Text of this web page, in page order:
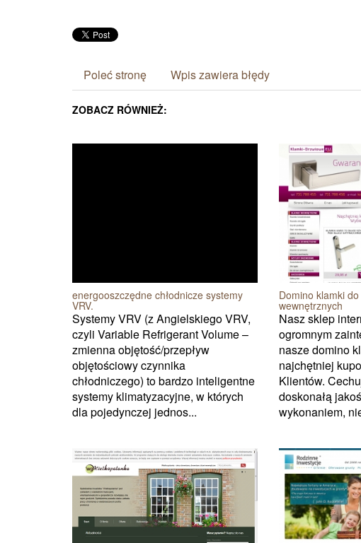
Poleć stronę Wpis zawiera błędy
ZOBACZ RÓWNIEŻ:
energooszczędne chłodnicze systemy
VRV.
Systemy VRV (z Angielskiego VRV,
czyli Variable Refrigerant Volume –
zmienna objętość/przepływ
objętościowy czynnika
chłodniczego) to bardzo inteligentne
systemy klimatyzacyjne, w których
dla pojedynczej jednos...
Domino klamki
wewnętrznych
Nasz sklep
ogromnym
nasze domino
najchętniej
Klientów.
doskonałą
wykonaniem,